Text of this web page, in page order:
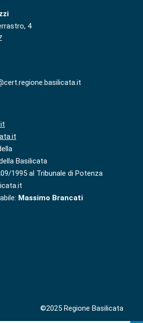
4
Basilicata
1995 al Tribunale di Potenza
Massimo Brancati
©2025 Regione Basilicata